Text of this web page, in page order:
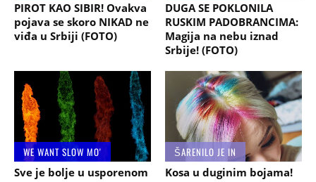
PIROT KAO SIBIR! Ovakva
pojava se skoro NIKAD ne
viđa u Srbiji (FOTO)
DUGA SE POKLONILA
RUSKIM PADOBRANCIMA:
Magija na nebu iznad
Srbije! (FOTO)
WE WANT SLOW MO'
Sve je bolje u usporenom
ŠARENILO JE IN
Kosa u duginim bojama!